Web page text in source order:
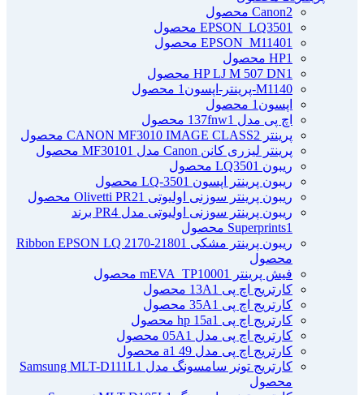
Canon2 محصول
EPSON_LQ3501 محصول
EPSON_M11401 محصول
HP1 محصول
HP LJ M 507 DN1 محصول
M1140-پرینتر-اپسون
1 محصول
اپسون 1 محصول
اچ پی مدل 137fnw 1 محصول
پرینتر CANON MF3010 IMAGE CLASS 2 محصول
پرینتر لیزری کانن Canon مدل MF3010
1 محصول
ریبون LQ350 1 محصول
ریبون پرینتر اپسون LQ-350 1 محصول
ریبون پرینتر سوزنی اولیوتی Olivetti PR2 1 محصول
ریبون پرینتر سوزنی اولیوتی مدل PR4 برند
Superprints1 محصول
ریبون پرینتر مشکی Ribbon EPSON LQ 2170-2180 1
محصول
فیش پرینتر mEVA_TP1000
1 محصول
کارتریج اچ پی 13A 1 محصول
کارتریج اچ پی 35A 1 محصول
کارتریج اچ پی hp 15a 1 محصول
کارتریج اچ پی مدل 05A 1 محصول
کارتریج اچ پی مدل 49 a
1 محصول
کارتریج تونر سامسونگ مدل Samsung MLT-D111L 1
محصول